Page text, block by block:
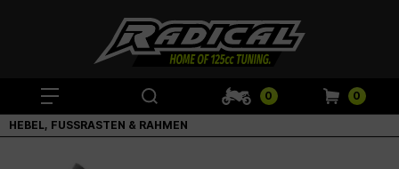
0 0
HEBEL, FUSSRASTEN & RAHMEN